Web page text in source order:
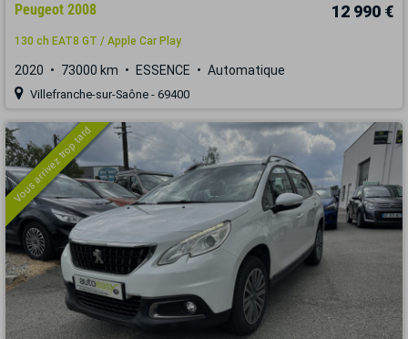
Peugeot 2008 12 990 €
130 ch EAT8 GT / Apple Car Play
2020 73000 km ESSENCE Automatique
Villefranche-sur-Saône - 69400
Vous arrivez trop tard